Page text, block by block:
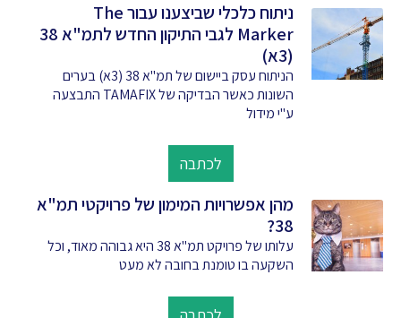
ניתוח כלכלי שביצענו עבור The
Marker לגבי התיקון החדש לתמ"א 38
(3א)
הניתוח עסק ביישום של תמ"א 38 (3א) בערים
השונות כאשר הבדיקה של TAMAFIX התבצעה
ע"י מידול
לכתבה
מהן אפשרויות המימון של פרויקטי תמ"א
38?
עלותו של פרויקט תמ"א 38 היא גבוהה מאוד, וכל
השקעה בו טומנת בחובה לא מעט